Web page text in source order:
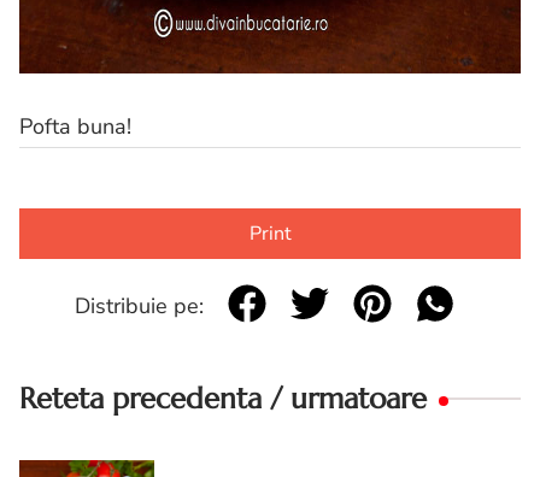
Pofta buna!
Print
Distribuie pe:
Reteta precedenta / urmatoare